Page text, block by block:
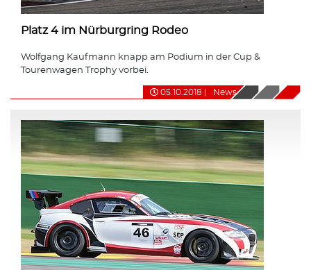
Platz 4 im Nürburgring Rodeo
Wolfgang Kaufmann knapp am Podium in der Cup &
Tourenwagen Trophy vorbei.
05.10.2018 News